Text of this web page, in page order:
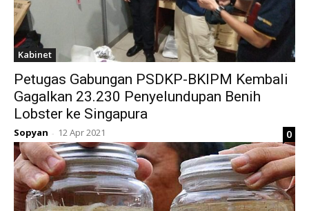
Kabinet
Petugas Gabungan PSDKP-BKIPM Kembali
Gagalkan 23.230 Penyelundupan Benih
Lobster ke Singapura
Sopyan - 12 Apr 2021 0